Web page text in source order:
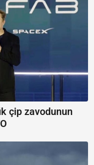
çip zavodunun